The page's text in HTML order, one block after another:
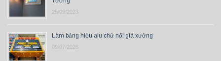
25/09/2023
Làm bảng hiệu alu chữ nổi giá xưởng
09/07/2026